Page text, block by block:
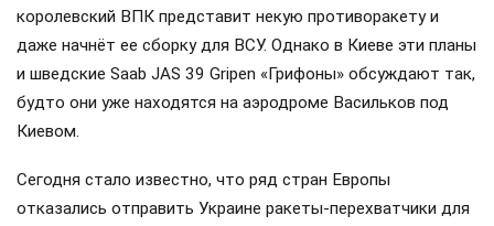
королевский ВПК представит некую противоракету и
даже начнёт ее сборку для ВСУ. Однако в Киеве эти планы
и шведские Saab JAS 39 Gripen «Грифоны» обсуждают так,
будто они уже находятся на аэродроме Васильков под
Киевом.
Сегодня стало известно, что ряд стран Европы
отказались отправить Украине ракеты-перехватчики для